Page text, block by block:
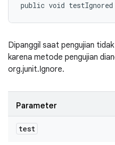
public void
Dipanggil saat pengujian
karena metode pengujian
org.junit.Ignore.
Parameter
test